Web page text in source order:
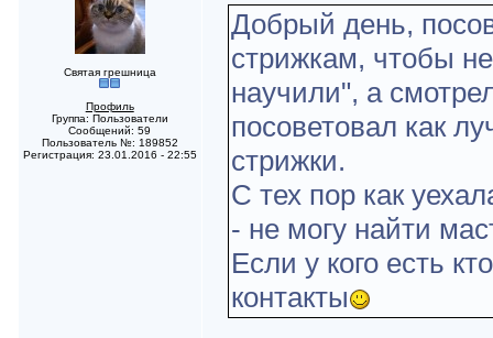
Святая грешница
Профиль
Группа: Пользователи
Сообщений: 59
Пользователь №: 189852
Регистрация: 23.01.2016 - 22:55
Добрый день,
стрижкам, чтобы
научили", а
посоветовал как
стрижки.
С тех пор как
- не могу найти
Если у кого есть
контакты